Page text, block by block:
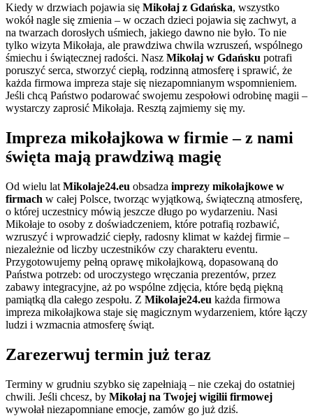
Kiedy w drzwiach pojawia się Mikołaj z Gdańska, wszystko
wokół nagle się zmienia – w oczach dzieci pojawia się zachwyt, a
na twarzach dorosłych uśmiech, jakiego dawno nie było. To nie
tylko wizyta Mikołaja, ale prawdziwa chwila wzruszeń, wspólnego
śmiechu i świątecznej radości. Nasz Mikołaj w Gdańsku potrafi
poruszyć serca, stworzyć ciepłą, rodzinną atmosferę i sprawić, że
każda firmowa impreza staje się niezapomnianym wspomnieniem.
Jeśli chcą Państwo podarować swojemu zespołowi odrobinę magii –
wystarczy zaprosić Mikołaja. Resztą zajmiemy się my.
Impreza mikołajkowa w firmie – z nami
święta mają prawdziwą magię
Od wielu lat Mikolaje24.eu obsadza imprezy mikołajkowe w
firmach w całej Polsce, tworząc wyjątkową, świąteczną atmosferę,
o której uczestnicy mówią jeszcze długo po wydarzeniu. Nasi
Mikołaje to osoby z doświadczeniem, które potrafią rozbawić,
wzruszyć i wprowadzić ciepły, radosny klimat w każdej firmie –
niezależnie od liczby uczestników czy charakteru eventu.
Przygotowujemy pełną oprawę mikołajkową, dopasowaną do
Państwa potrzeb: od uroczystego wręczania prezentów, przez
zabawy integracyjne, aż po wspólne zdjęcia, które będą piękną
pamiątką dla całego zespołu. Z Mikolaje24.eu każda firmowa
impreza mikołajkowa staje się magicznym wydarzeniem, które łączy
ludzi i wzmacnia atmosferę świąt.
Zarezerwuj termin już teraz
Terminy w grudniu szybko się zapełniają – nie czekaj do ostatniej
chwili. Jeśli chcesz, by Mikołaj na Twojej wigilii firmowej
wywołał niezapomniane emocje, zamów go już dziś.